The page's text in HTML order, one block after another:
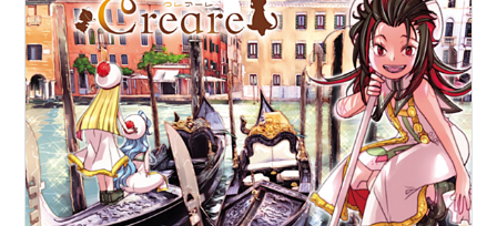
ISBN:4870255995『クレセントノイズ』〔1〕
ISBN:4870252724『浪漫倶楽部』〔6〕
ISBN:4870253186『こずえWORLD』
ISBN:4870253224『クレセントノイズ』〔2〕
ISBN:4870254581
『小説浪漫倶楽部』（共著）
ISBN:4870254441『クレセントノイズ』〔3〕
ISBN:4870254840『空の謳』（スクウェア・エニ